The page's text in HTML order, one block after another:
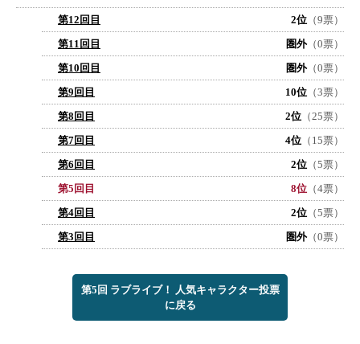
第12回目 2位 （9票）
第11回目
圏外（0票）
第10回目
圏外（0票）
第9回目
10位 （3票）
第8回目
2位 （25票）
第7回目
4位 （15票）
第6回目
2位 （5票）
第5回目
8位 （4票）
第4回目
2位 （5票）
第3回目
圏外（0票）
第5回 ラブライブ！ 人気キャラクター投票
に戻る